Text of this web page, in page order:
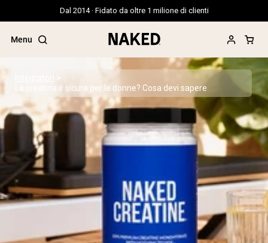
Dal 2014 · Fidato da oltre 1 milione di clienti
Menu
Termini di ricerca popolari
”Protein Powder“
”Overnight Oats“
”Vegan protein“
”Collagen“
”Micellar Casein“
PROTEIN POWDERSBest Seller
La creatina è sicura per le donne? Cosa devi sapere